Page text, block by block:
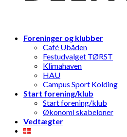
Foreninger og klubber
Café Ubåden
Festudvalget TØRST
Klimahaven
HAU
Campus Sport Kolding
Start forening/klub
Start forening/klub
Økonomi skabeloner
Vedtægter